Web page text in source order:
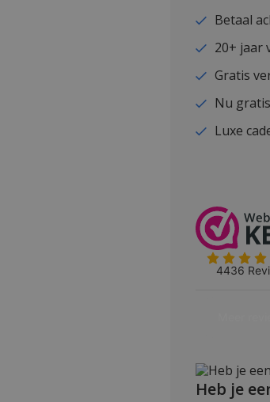
Betaal
20+ jaar
Gratis
Nu
Luxe
Heb je